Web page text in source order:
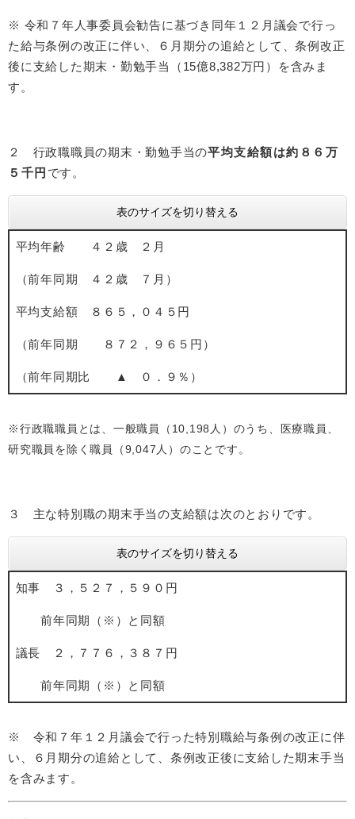
※ 令和７年人事委員会勧告に基づき同年１２月議会で行っ
た給与条例の改正に伴い、６月期分の追給として、条例改正
後に支給した期末・勤勉手当（15億8,382万円）を含みま
す。
２ 行政職職員の期末・勤勉手当の平均支給額は約８６万
５千円 です。
表のサイズを切り替える
平均年齢 ４２歳 ２月
（前年同期 ４２歳 ７月）
平均支給額 ８６５，０４５円
（前年同期 ８７２，９６５円）
（前年同期比 ▲ ０．９％）
※行政職職員とは、一般職員（10,198人）のうち、医療職員、
研究職員を除く職員（9,047人）のことです。
３ 主な特別職の期末手当の支給額は次のとおりです。
表のサイズを切り替える
知事 ３，５２７，５９０円
前年同期（※）と同額
議長 ２，７７６，３８７円
前年同期（※）と同額
※ 令和７年１２月議会で行った特別職給与条例の改正に伴
い、６月期分の追給として、条例改正後に支給した期末手当
を含みます。